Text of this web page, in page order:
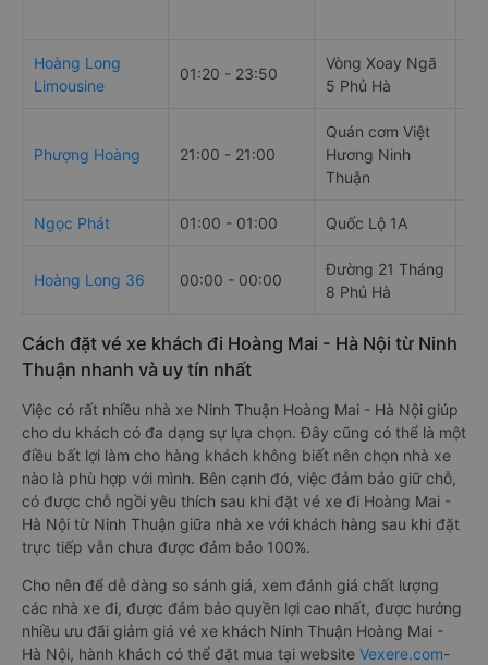
Hoàng Long
Limousine
01:20 - 23:50
Vòng Xoay Ngã
5 Phủ Hà
Phượng Hoàng 21:00 - 21:00
Quán cơm Việt
Hương Ninh
Thuận
Ngọc Phát 01:00 - 01:00 Quốc Lộ 1A
Hoàng Long 36 00:00 - 00:00
Đường 21 Tháng
8 Phủ Hà
Cách đặt vé xe khách đi Hoàng Mai - Hà Nội từ Ninh
Thuận nhanh và uy tín nhất
Việc có rất nhiều nhà xe Ninh Thuận Hoàng Mai - Hà Nội giúp
cho du khách có đa dạng sự lựa chọn. Đây cũng có thể là một
điều bất lợi làm cho hàng khách không biết nên chọn nhà xe
nào là phù hợp với mình. Bên cạnh đó, việc đảm bảo giữ chỗ,
có được chỗ ngồi yêu thích sau khi đặt vé xe đi Hoàng Mai -
Hà Nội từ Ninh Thuận giữa nhà xe với khách hàng sau khi đặt
trực tiếp vẫn chưa được đảm bảo 100%.
Cho nên để dễ dàng so sánh giá, xem đánh giá chất lượng
các nhà xe đi, được đảm bảo quyền lợi cao nhất, được hưởng
nhiều ưu đãi giảm giá vé xe khách Ninh Thuận Hoàng Mai -
Hà Nội, hành khách có thể đặt mua tại website Vexere.com-